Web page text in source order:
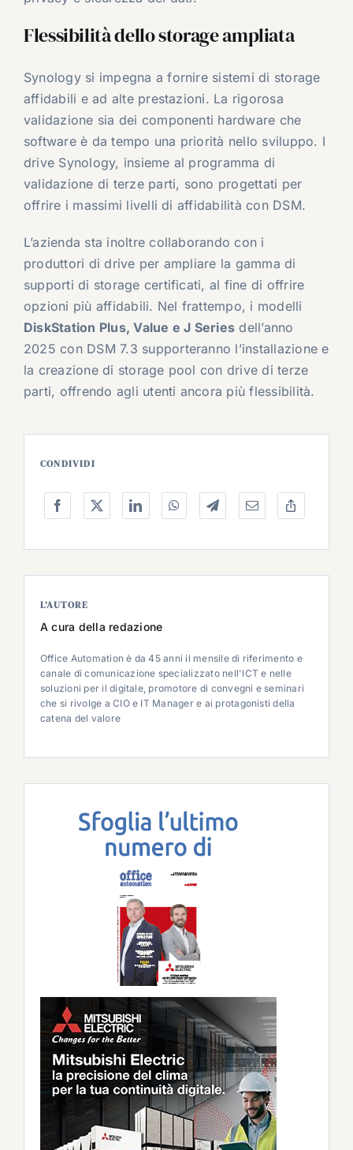
Flessibilità dello storage ampliata
Synology si impegna a fornire sistemi di storage
affidabili e ad alte prestazioni. La rigorosa
validazione sia dei componenti hardware che
software è da tempo una priorità nello sviluppo. I
drive Synology, insieme al programma di
validazione di terze parti, sono progettati per
offrire i massimi livelli di affidabilità con DSM.
L’azienda sta inoltre collaborando con i
produttori di drive per ampliare la gamma di
supporti di storage certificati, al fine di offrire
opzioni più affidabili. Nel frattempo, i modelli
DiskStation Plus, Value e J Series dell’anno
2025 con DSM 7.3 supporteranno l’installazione e
la creazione di storage pool con drive di terze
parti, offrendo agli utenti ancora più flessibilità.
CONDIVIDI
L’AUTORE
A cura della redazione
Office Automation è da 45 anni il mensile di riferimento e
canale di comunicazione specializzato nell'ICT e nelle
soluzioni per il digitale, promotore di convegni e seminari
che si rivolge a CIO e IT Manager e ai protagonisti della
catena del valore